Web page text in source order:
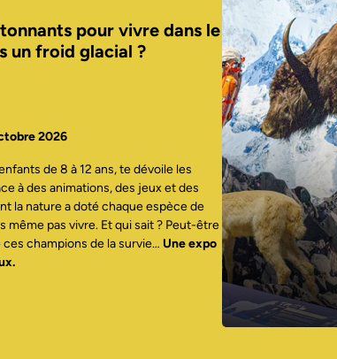
pour vivre dans le
un froid glacial ?
2026
de 8 à 12 ans, te dévoile les
à des animations, des jeux et des
la nature a doté chaque espèce de
même pas vivre. Et qui sait ? Peut-être
champions de la survie… Une expo